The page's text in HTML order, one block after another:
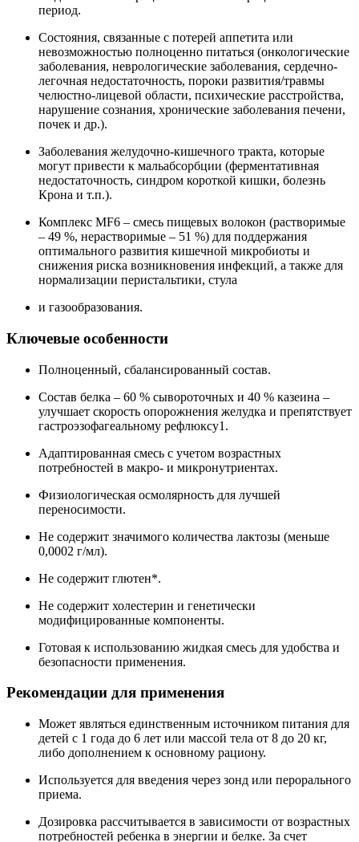
период.
Состояния, связанные с потерей аппетита или
невозможностью полноценно питаться (онкологические
заболевания, неврологические заболевания, сердечно-
легочная недостаточность, пороки развития/травмы
челюстно-лицевой области, психические расстройства,
нарушение сознания, хронические заболевания печени,
почек и др.).
Заболевания желудочно-кишечного тракта, которые
могут привести к мальабсорбции (ферментативная
недостаточность, синдром короткой кишки, болезнь
Крона и т.п.).
Комплекс MF6 – смесь пищевых волокон (растворимые
– 49 %, нерастворимые – 51 %) для поддержания
оптимального развития кишечной микробиоты и
снижения риска возникновения инфекций, а также для
нормализации перистальтики, стула
и газообразования.
Ключевые особенности
Полноценный, сбалансированный состав.
Состав белка – 60 % сывороточных и 40 % казеина –
улучшает скорость опорожнения желудка и препятствует
гастроэзофагеальному рефлюксу1.
Адаптированная смесь с учетом возрастных
потребностей в макро- и микронутриентах.
Физиологическая осмолярность для лучшей
переносимости.
Не содержит значимого количества лактозы (меньше
0,0002 г/мл).
Не содержит глютен*.
Не содержит холестерин и генетически
модифицированные компоненты.
Готовая к использованию жидкая смесь для удобства и
безопасности применения.
Рекомендации для применения
Может являться единственным источником питания для
детей с 1 года до 6 лет или массой тела от 8 до 20 кг,
либо дополнением к основному рациону.
Используется для введения через зонд или перорального
приема.
Дозировка рассчитывается в зависимости от возрастных
потребностей ребенка в энергии и белке. За счет